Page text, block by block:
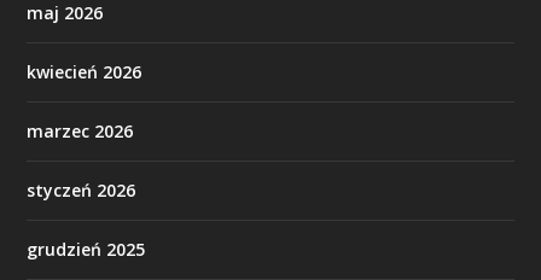
maj 2026
kwiecień 2026
marzec 2026
styczeń 2026
grudzień 2025